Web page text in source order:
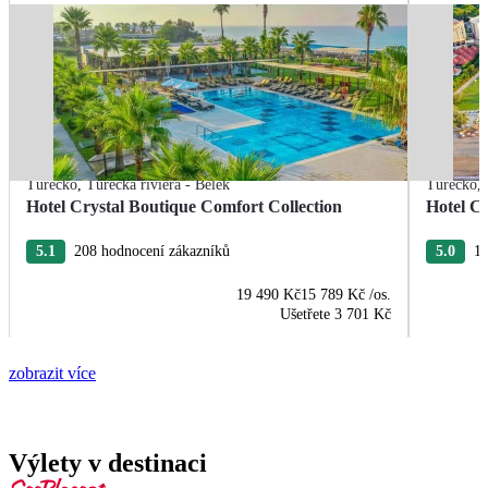
Turecko,Turecká riviéra - Belek
Hotel Crystal Boutique Comfort Collection
5.1 208 hodnocení zákazníků
19 490 Kč15 789 Kč /os.
Ušetřete 3 701 Kč
Turecko,
Hotel
5.0
zobrazit více
Výlety v destinaci